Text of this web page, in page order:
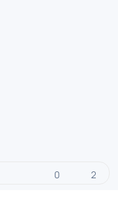
0 2